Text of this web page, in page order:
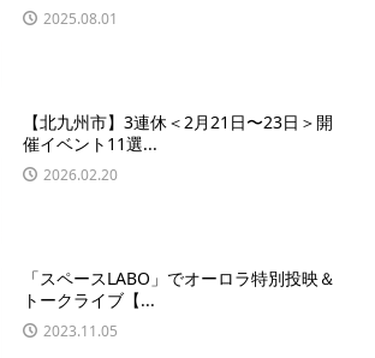
2025.08.01
【北九州市】3連休＜2月21日〜23日＞開
催イベント11選...
2026.02.20
「スペースLABO」でオーロラ特別投映＆
トークライブ【...
2023.11.05